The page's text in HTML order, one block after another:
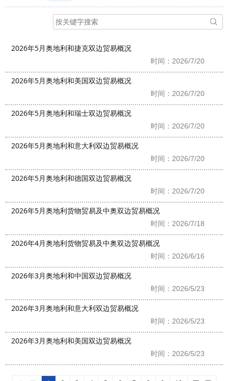
2026年5月奥地利和捷克双边贸易概况
时间：2026/7/20
2026年5月奥地利和美国双边贸易概况
时间：2026/7/20
2026年5月奥地利和瑞士双边贸易概况
时间：2026/7/20
2026年5月奥地利和意大利双边贸易概况
时间：2026/7/20
2026年5月奥地利和德国双边贸易概况
时间：2026/7/20
2026年5月奥地利货物贸易及中奥双边贸易概况
时间：2026/7/18
2026年4月奥地利货物贸易及中奥双边贸易概况
时间：2026/6/16
2026年3月奥地利和中国双边贸易概况
时间：2026/5/23
2026年3月奥地利和意大利双边贸易概况
时间：2026/5/23
2026年3月奥地利和美国双边贸易概况
时间：2026/5/23